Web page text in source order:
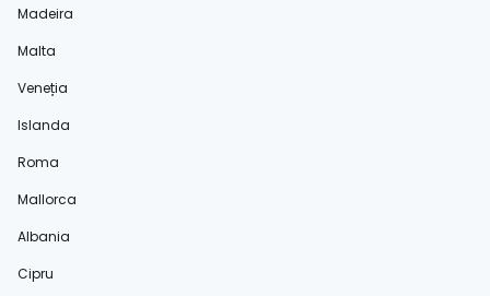
Madeira
Malta
Veneția
Islanda
Roma
Mallorca
Albania
Cipru